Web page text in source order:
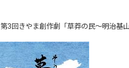
第3回きやま創作劇「草莽の民～明治基